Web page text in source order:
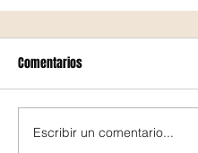
Comentarios
Escribir un comentario...